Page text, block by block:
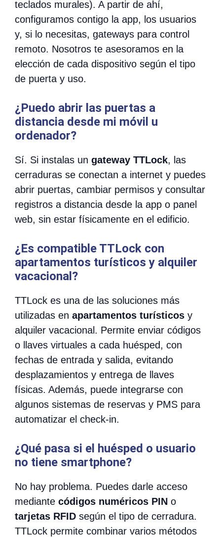
teclados murales). A partir de ahí,
configuramos contigo la app, los usuarios
y, si lo necesitas, gateways para control
remoto. Nosotros te asesoramos en la
elección de cada dispositivo según el tipo
de puerta y uso.
¿Puedo abrir las puertas a
distancia desde mi móvil u
ordenador?
Sí. Si instalas un gateway TTLock, las
cerraduras se conectan a internet y puedes
abrir puertas, cambiar permisos y consultar
registros a distancia desde la app o panel
web, sin estar físicamente en el edificio.
¿Es compatible TTLock con
apartamentos turísticos y alquiler
vacacional?
TTLock es una de las soluciones más
utilizadas en apartamentos turísticos y
alquiler vacacional. Permite enviar códigos
o llaves virtuales a cada huésped, con
fechas de entrada y salida, evitando
desplazamientos y entrega de llaves
físicas. Además, puede integrarse con
algunos sistemas de reservas y PMS para
automatizar el check-in.
¿Qué pasa si el huésped o usuario
no tiene smartphone?
No hay problema. Puedes darle acceso
mediante códigos numéricos PIN o
tarjetas RFID según el tipo de cerradura.
TTLock permite combinar varios métodos